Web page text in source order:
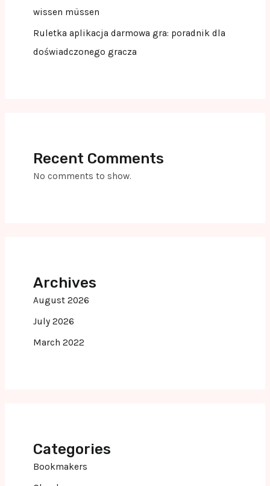
wissen müssen
Ruletka aplikacja darmowa gra: poradnik dla
doświadczonego gracza
Recent Comments
No comments to show.
Archives
August 2026
July 2026
March 2022
Categories
Bookmakers